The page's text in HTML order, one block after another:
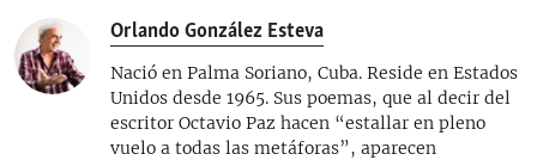
Orlando González Esteva
Nació en Palma Soriano, Cuba. Reside en Estados
Unidos desde 1965. Sus poemas, que al decir del
escritor Octavio Paz hacen “estallar en pleno
vuelo a todas las metáforas”, aparecen